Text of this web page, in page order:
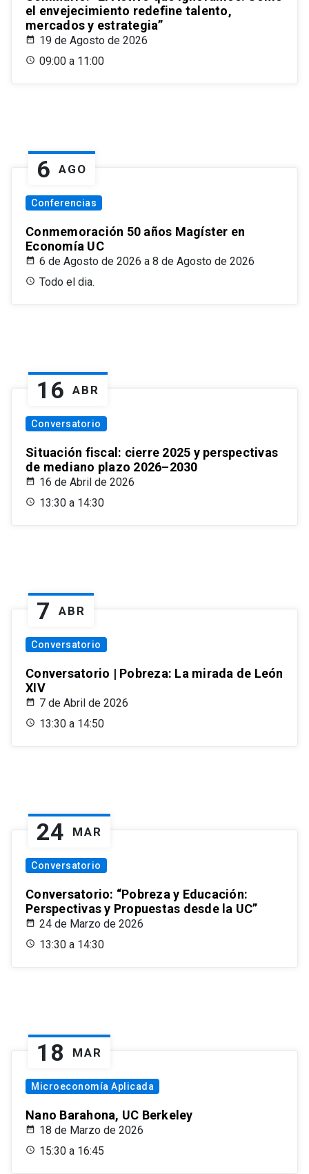
el envejecimiento redefine talento,
mercados y estrategia”
19 de Agosto de 2026
09:00 a 11:00
6 AGO
Conferencias
Conmemoración 50 años Magíster en
Economía UC
6 de Agosto de 2026 a 8 de Agosto de 2026
Todo el dia.
16 ABR
Conversatorio
Situación fiscal: cierre 2025 y perspectivas
de mediano plazo 2026–2030
16 de Abril de 2026
13:30 a 14:30
7 ABR
Conversatorio
Conversatorio | Pobreza: La mirada de León
XIV
7 de Abril de 2026
13:30 a 14:50
24 MAR
Conversatorio
Conversatorio: “Pobreza y Educación:
Perspectivas y Propuestas desde la UC”
24 de Marzo de 2026
13:30 a 14:30
18 MAR
Microeconomía Aplicada
Nano Barahona, UC Berkeley
18 de Marzo de 2026
15:30 a 16:45